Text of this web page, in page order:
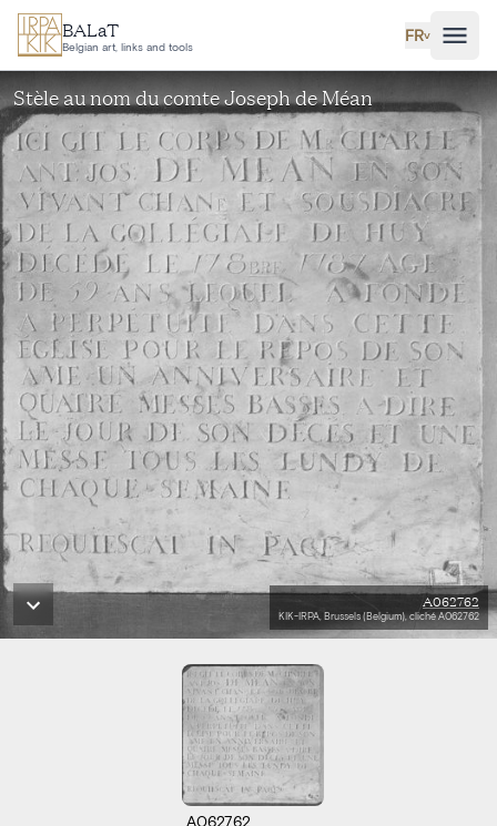
Aller au contenu principal
BALaT
Belgian art, links and tools
FR˅
Stèle au nom du comte Joseph de Méan
A062762
KIK-IRPA, Brussels (Belgium), cliché A062762
A062762